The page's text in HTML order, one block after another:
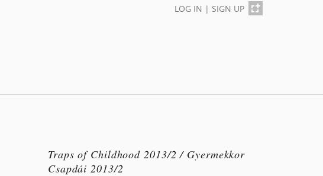
LOG IN | SIGN UP
Traps of Childhood 2013/2 / Gyermekkor
Csapdái 2013/2